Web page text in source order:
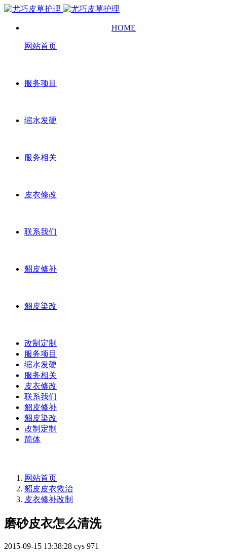
HOME
网站首页
服务项目
缩水发硬
服务相关
皮衣修改
联系我们
貂皮修补
貂皮染改
改制定制
服务项目
缩水发硬
服务相关
皮衣修改
联系我们
貂皮修补
貂皮染改
改制定制
简体
网站首页
貂皮皮衣救治
皮衣修补改制
磨砂皮衣怎么清洗
2015-09-15 13:38:28 cys 971